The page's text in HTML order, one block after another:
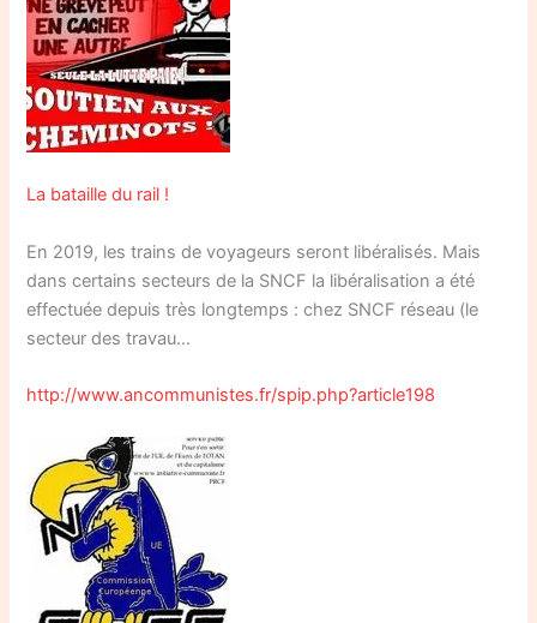
La bataille du rail !
En 2019, les trains de voyageurs seront libéralisés. Mais
dans certains secteurs de la SNCF la libéralisation a été
effectuée depuis très longtemps : chez SNCF réseau (le
secteur des travau…
http://www.ancommunistes.fr/spip.php?article198